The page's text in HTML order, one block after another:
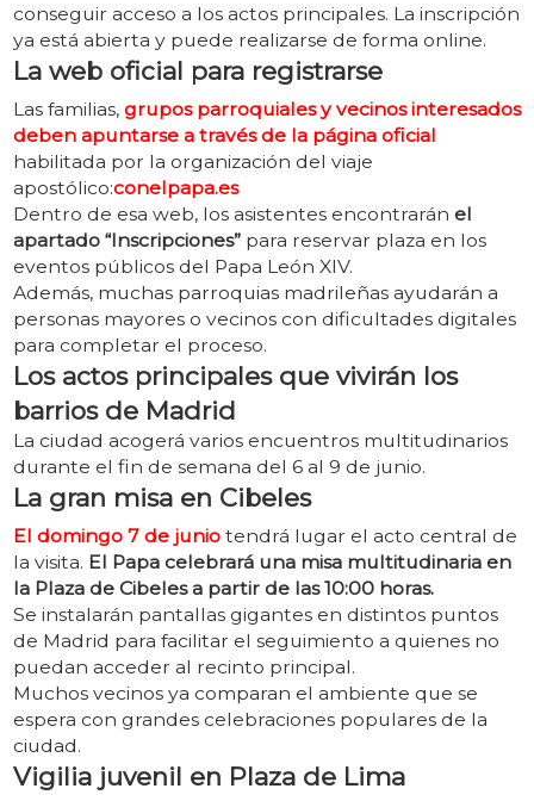
conseguir acceso a los actos principales. La inscripción
ya está abierta y puede realizarse de forma online.
La web oficial para registrarse
Las familias, grupos parroquiales y vecinos interesados
deben apuntarse a través de la página oficial
habilitada por la organización del viaje
apostólico:conelpapa.es
Dentro de esa web, los asistentes encontrarán el
apartado “Inscripciones”para reservar plaza en los
eventos públicos del Papa León XIV.
Además, muchas parroquias madrileñas ayudarán a
personas mayores o vecinos con dificultades digitales
para completar el proceso.
Los actos principales que vivirán los
barrios de Madrid
La ciudad acogerá varios encuentros multitudinarios
durante el fin de semana del 6 al 9 de junio.
La gran misa en Cibeles
El domingo 7 de juniotendrá lugar el acto central de
la visita. El Papa celebrará una misa multitudinaria en
la Plaza de Cibeles a partir de las 10:00 horas.
Se instalarán pantallas gigantes en distintos puntos
de Madrid para facilitar el seguimiento a quienes no
puedan acceder al recinto principal.
Muchos vecinos ya comparan el ambiente que se
espera con grandes celebraciones populares de la
ciudad.
Vigilia juvenil en Plaza de Lima